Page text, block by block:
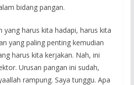
bidang pangan.
yang harus kita hadapi, harus kita
yang paling penting kemudian
harus kita kerjakan. Nah, ini
Urusan pangan ini sudah,
rampung. Saya tunggu. Apa